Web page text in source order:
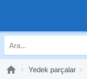
Yedek parçalar